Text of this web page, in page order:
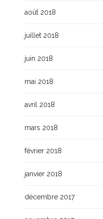
août 2018
juillet 2018
juin 2018
mai 2018
avril 2018
mars 2018
février 2018
janvier 2018
décembre 2017